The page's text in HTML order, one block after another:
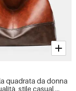
quadrata da donna
stile casual,